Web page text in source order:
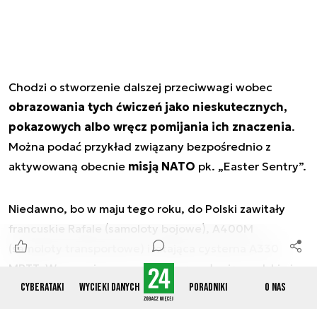
Cyberataki Wycieki danych Poradniki O nas
Chodzi o stworzenie dalszej przeciwwagi wobec
obrazowania tych ćwiczeń jako nieskutecznych,
pokazowych albo wręcz pomijania ich znaczenia.
Można podać przykład związany bezpośrednio z
aktywowaną obecnie misją NATO pk. „Easter Sentry”.
Niedawno, bo w maju tego roku, do Polski zawitały
francuskie Rafale (samoloty bojowe), A400M
(samoloty transportowe) i latająca cysterna A330
MRTT. Wspomniane maszyny zgrywały się z polskimi
samolotami i obsługą naziemną. Potraktowano to